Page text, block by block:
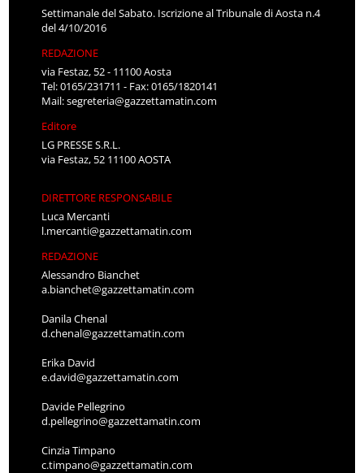
Settimanale del Sabato. Iscrizione al Tribunale di Aosta n.4
del 4/10/2016
REDAZIONE
via Festaz, 52 - 11100 Aosta
Tel: 0165/231711 - Fax: 0165/1820141
Mail:segreteria@gazzettamatin.com
Editore
LG PRESSE S.R.L.
via Festaz, 52 11100 AOSTA
DIRETTORE RESPONSABILE
Luca Mercanti
l.mercanti@gazzettamatin.com
REDAZIONE
Alessandro Bianchet
a.bianchet@gazzettamatin.com
Danila Chenal
d.chenal@gazzettamatin.com
Erika David
e.david@gazzettamatin.com
Davide Pellegrino
d.pellegrino@gazzettamatin.com
Cinzia Timpano
c.timpano@gazzettamatin.com